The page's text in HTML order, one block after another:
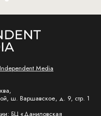
Media
ш. Варшавское, д. 9, стр. 1
БЦ «Даниловская